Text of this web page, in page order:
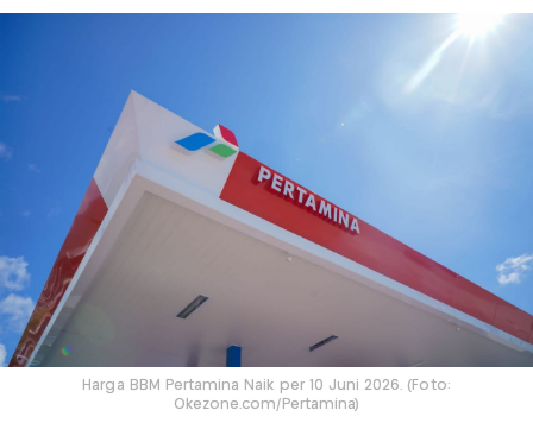
Harga BBM Pertamina Naik per 10 Juni 2026. (Foto:
Okezone.com/Pertamina)